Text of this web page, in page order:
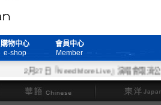
購物中心
e-shop
會員中心
Member
2月27日『Need More Live』演唱會取消公告
華語 東洋